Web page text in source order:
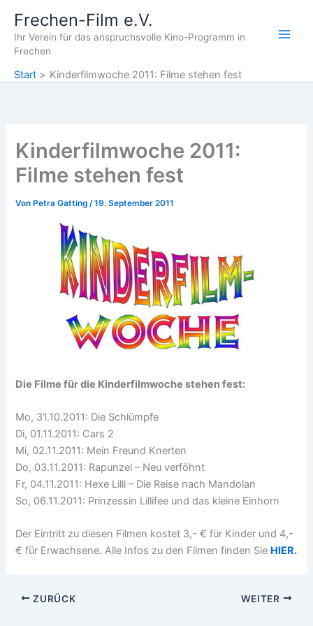
Inhalt
springen
Frechen-Film e.V.
Ihr Verein für das anspruchsvolle Kino-Programm in
Frechen
Start Kinderfilmwoche 2011: Filme stehen fest
Kinderfilmwoche 2011:
Filme stehen fest
Von Petra Gatting/19. September 2011
Die Filme für die Kinderfilmwoche stehen fest:
Mo, 31.10.2011: Die Schlümpfe
Di, 01.11.2011: Cars 2
Mi, 02.11.2011: Mein Freund Knerten
Do, 03.11.2011: Rapunzel – Neu verföhnt
Fr, 04.11.2011: Hexe Lilli – Die Reise nach Mandolan
So, 06.11.2011: Prinzessin Lillifee und das kleine Einhorn
Der Eintritt zu diesen Filmen kostet 3,- € für Kinder und 4,-
€ für Erwachsene. Alle Infos zu den Filmen finden Sie HIER.
ZURÜCK WEITER